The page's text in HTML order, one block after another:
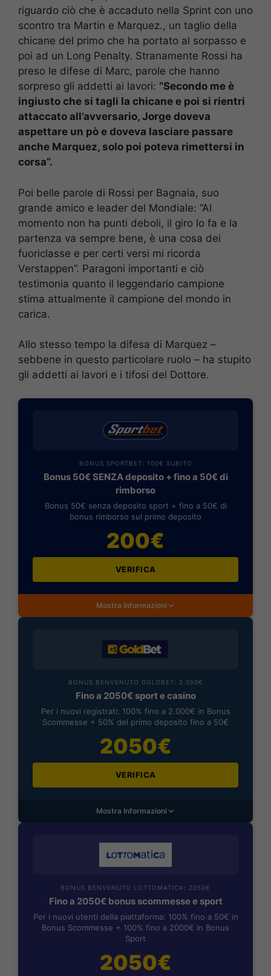
riguardo ciò che è accaduto nella Sprint con uno
scontro tra Martin e Marquez., un taglio della
chicane del primo che ha portato al sorpasso e
poi ad un Long Penalty. Stranamente Rossi ha
preso le difese di Marc, parole che hanno
sorpreso gli addetti ai lavori: “Secondo me è
ingiusto che si tagli la chicane e poi si rientri
attaccato all’avversario, Jorge doveva
aspettare un pò e doveva lasciare passare
anche Marquez, solo poi poteva rimettersi in
corsa”.
Poi belle parole di Rossi per Bagnaia, suo
grande amico e leader del Mondiale: “Al
momento non ha punti deboli, il giro lo fa e la
partenza va sempre bene, è una cosa dei
fuoriclasse e per certi versi mi ricorda
Verstappen”. Paragoni importanti e ciò
testimonia quanto il leggendario campione
stima attualmente il campione del mondo in
carica.
Allo stesso tempo la difesa di Marquez –
sebbene in questo particolare ruolo – ha stupito
gli addetti ai lavori e i tifosi del Dottore.
BONUS SPORTBET: 100€ SUBITO
Bonus 50€ SENZA deposito + fino a 50€ di
rimborso
Bonus 50€ senza deposito sport + fino a 50€ di
bonus rimborso sul primo deposito
200€
VERIFICA
Mostra Informazioni
BONUS BENVENUTO GOLDBET: 2.050€
Fino a 2050€ sport e casino
Per i nuovi registrati: 100% fino a 2.000€ in Bonus
Scommesse + 50% del primo deposito fino a 50€
2050€
VERIFICA
Mostra Informazioni
BONUS BENVENUTO LOTTOMATICA: 2050€
Fino a 2050€ bonus scommesse e sport
Per i nuovi utenti della piattaforma: 100% fino a 50€ in
Bonus Scommesse + 100% fino a 2000€ in Bonus
Sport
2050€